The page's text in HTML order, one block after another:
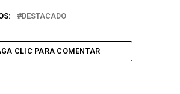
DESTACADO
CLIC PARA COMENTAR